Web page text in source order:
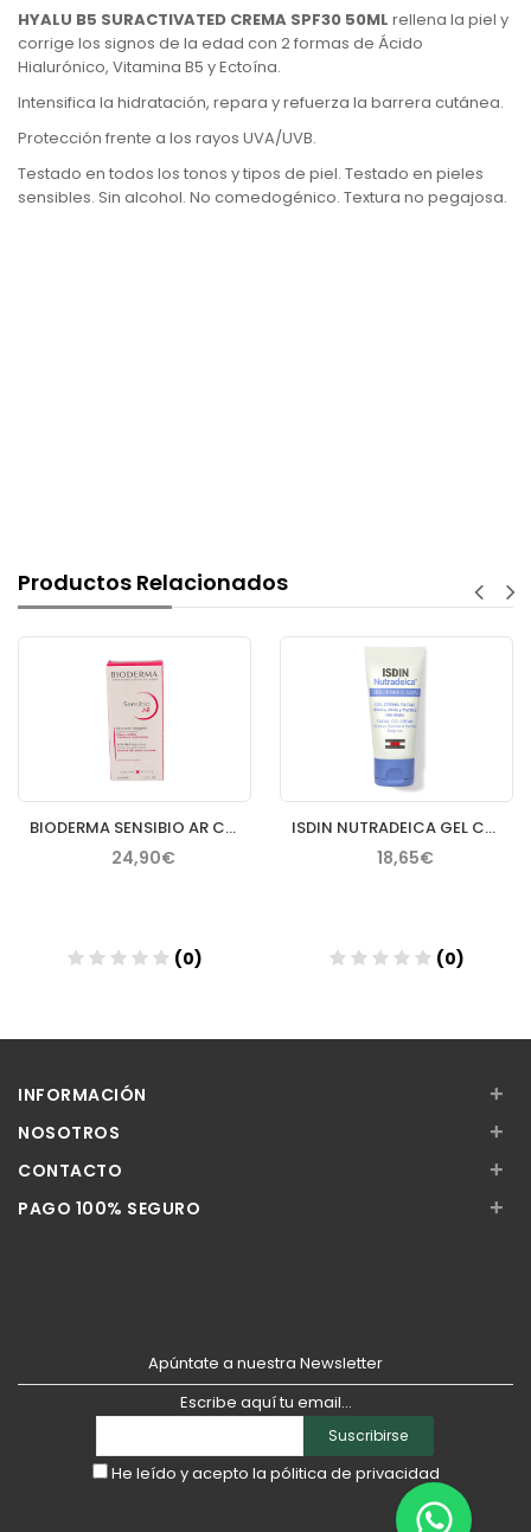
HYALU B5 SURACTIVATED CREMA SPF30 50ML rellena la piel y
corrige los signos de la edad con 2 formas de Ácido
Hialurónico, Vitamina B5 y Ectoína.
Intensifica la hidratación, repara y refuerza la barrera cutánea.
Protección frente a los rayos UVA/UVB.
Testado en todos los tonos y tipos de piel. Testado en pieles
sensibles. Sin alcohol. No comedogénico. Textura no pegajosa.
Productos Relacionados
BIODERMA SENSIBIO AR CREMA 40 ML
24,90€
(0)
ISDIN NUTRADEICA GEL CREMA FACIAL PIEL SEBORREICA 50 ML
18,65€
(0)
INFORMACIÓN +
NOSOTROS +
CONTACTO +
PAGO 100% SEGURO +
Apúntate a nuestra Newsletter
Escribe aquí tu email...
Suscribirse
He leído y acepto la pólitica de privacidad